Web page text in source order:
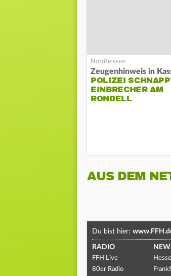
Zeugenhinweis in
POLIZEI
EINBRECHER AM
RONDELL
AUS DEM
Du bist hier:
RADIO
FFH Live
80er Radio